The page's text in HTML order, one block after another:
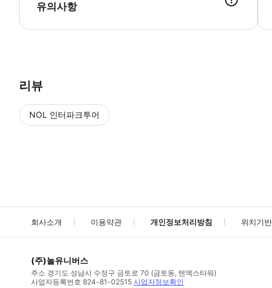
유의사항
리뷰
NOL 인터파크투어
회사소개 이용약관 개인정보처리방침 위치기
(주)놀유니버스
주소 경기도 성남시 수정구 금토로 70 (금토동, 텐엑스타워)
사업자등록번호 824-81-02515 사업자정보확인